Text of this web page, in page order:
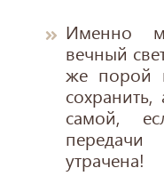
Именно
вечный
же порой
самой,
утрачена!